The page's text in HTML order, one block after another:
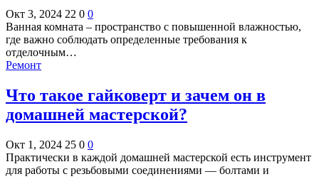
Окт 3, 2024 22 0 0
Ванная комната – пространство с повышенной влажностью,
где важно соблюдать определенные требования к
отделочным…
Ремонт
Что такое гайковерт и зачем он в
домашней мастерской?
Окт 1, 2024 25 0 0
Практически в каждой домашней мастерской есть инструмент
для работы с резьбовыми соединениями — болтами и